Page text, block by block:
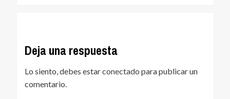
Deja una respuesta
Lo siento, debes estarconectado para publicar un
comentario.